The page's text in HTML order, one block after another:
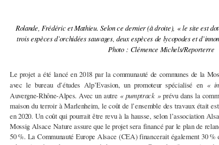
Rolande, Frédéric et Mathieu. Selon ce dernier (à droite), « le site est
trois espèces d’orchidées sauvages, deux espèces de lycopodes et
Photo : Clémence Michels/Reporterre
Le projet a été lancé en 2018 par la communauté de communes de la
avec le bureau d’études Alp’Evasion, un promoteur spécialisé en «
Auvergne-Rhône-Alpes. Avec un autre « pumptrack »prévu dans la
maison du terroir à Marlenheim, le coût de l’ensemble des travaux était
en 2020. Un coût qui pourrait être revu à la hausse, selon l’association
Mossig Alsace Nature assure que le projet sera financé par le plan de
50 %. La Communauté Europe Alsace (CEA) financerait également 30 %